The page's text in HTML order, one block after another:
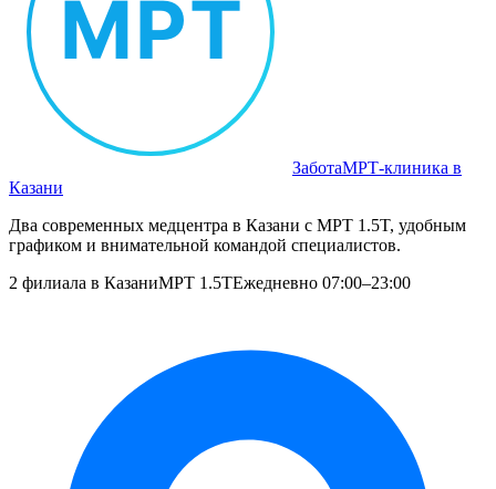
ЗаботаМРТ‑клиника в
Казани
Два современных медцентра в Казани с МРТ 1.5T, удобным
графиком и внимательной командой специалистов.
2 филиала в КазаниМРТ 1.5TЕжедневно 07:00–23:00